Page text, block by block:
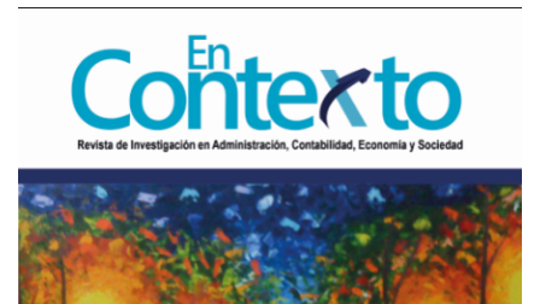
Barra
artículo